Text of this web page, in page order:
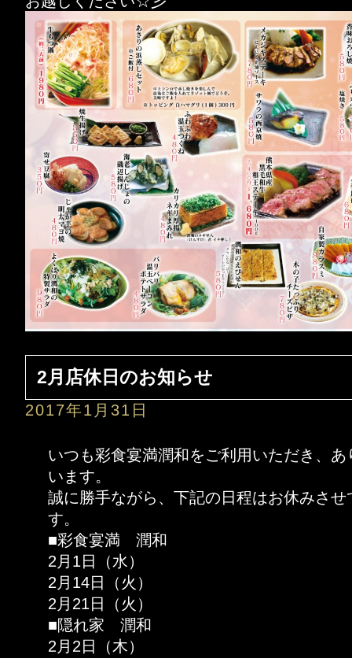
2月店休日のお知らせ
2017年1月31日
いつも彩食宴満潤和をご利用いただき、あ
います。
誠に勝手ながら、下記の日程はお休みさせ
す。
■彩食宴満 潤和
2月1日（水）
2月14日（火）
2月21日（火）
■隠れ家 潤和
2月2日（木）